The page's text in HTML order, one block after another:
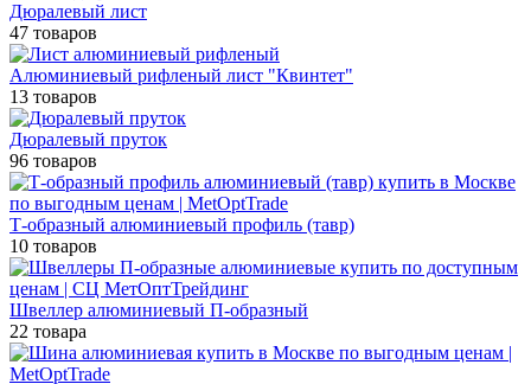
Дюралевый лист
47 товаров
Алюминиевый рифленый лист "Квинтет"
13 товаров
Дюралевый пруток
96 товаров
Т-образный алюминиевый профиль (тавр)
10 товаров
Швеллер алюминиевый П-образный
22 товара